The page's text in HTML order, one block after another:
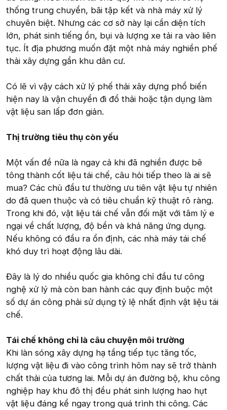
thống trung chuyển, bãi tập kết và nhà máy xử lý
chuyên biệt. Nhưng các cơ sở này lại cần diện tích
lớn, phát sinh tiếng ồn, bụi và lượng xe tải ra vào liên
tục. Ít địa phương muốn đặt một nhà máy nghiền phế
thải xây dựng gần khu dân cư.
Có lẽ vì vậy cách xử lý phế thải xây dựng phổ biến
hiện nay là vận chuyển đi đổ thải hoặc tận dụng làm
vật liệu san lấp đơn giản.
Thị trường tiêu thụ còn yếu
Một vấn đề nữa là ngay cả khi đã nghiền được bê
tông thành cốt liệu tái chế, câu hỏi tiếp theo là ai sẽ
mua? Các chủ đầu tư thường ưu tiên vật liệu tự nhiên
do đã quen thuộc và có tiêu chuẩn kỹ thuật rõ ràng.
Trong khi đó, vật liệu tái chế vẫn đối mặt với tâm lý e
ngại về chất lượng, độ bền và khả năng ứng dụng.
Nếu không có đầu ra ổn định, các nhà máy tái chế
khó duy trì hoạt động lâu dài.
Đây là lý do nhiều quốc gia không chỉ đầu tư công
nghệ xử lý mà còn ban hành các quy định buộc một
số dự án công phải sử dụng tỷ lệ nhất định vật liệu tái
chế.
Tái chế không chỉ là câu chuyện môi trường
Khi làn sóng xây dựng hạ tầng tiếp tục tăng tốc,
lượng vật liệu đi vào công trình hôm nay sẽ trở thành
chất thải của tương lai. Mỗi dự án đường bộ, khu công
nghiệp hay khu đô thị đều phát sinh lượng hao hụt
vật liệu đáng kể ngay trong quá trình thi công. Các